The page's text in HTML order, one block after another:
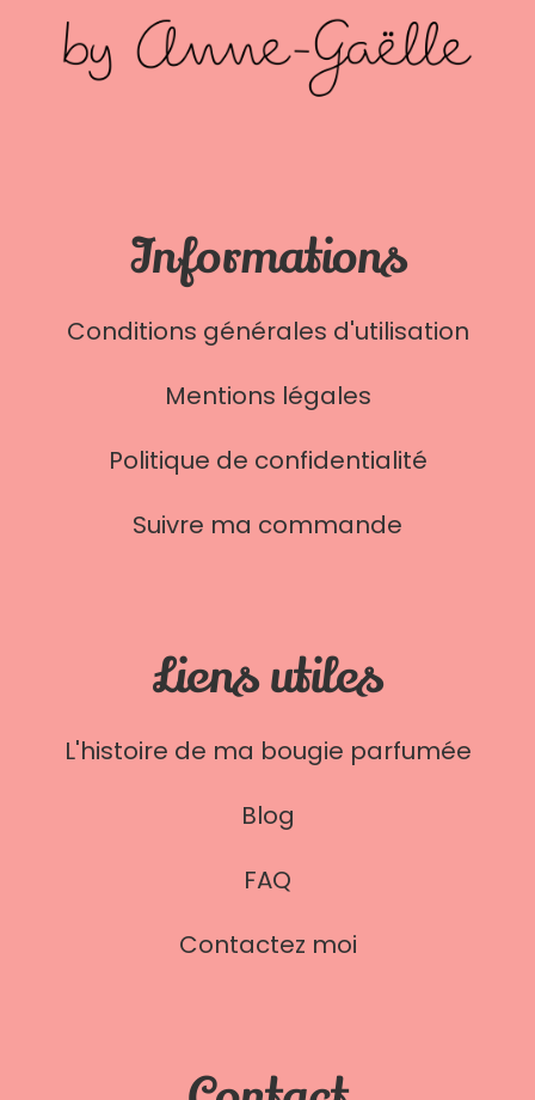
Informations
Conditions générales d'utilisation
Mentions légales
Politique de confidentialité
Suivre ma commande
Liens utiles
L'histoire de ma bougie parfumée
Blog
FAQ
Contactez moi